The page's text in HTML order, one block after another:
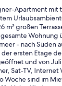
Apartment mit
m² großen
Wohnung
- nach Süden
ersten Etage
und von
Sat-TV, Internet
Woche sind im